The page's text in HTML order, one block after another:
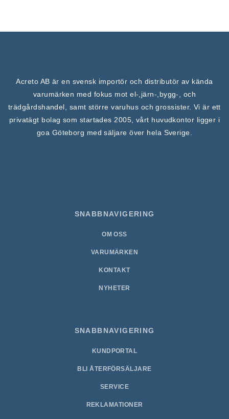
Acreto AB är en svensk importör och distributör av kända
varumärken med fokus mot el-,järn-,bygg-, och
trädgårdshandel, samt större varuhus och grossister. Vi är ett
privatägt bolag som startades 2005, vårt huvudkontor ligger i
goa Göteborg med säljare över hela Sverige.
SNABBNAVIGERING
OM OSS
VARUMÄRKEN
KONTAKT
NYHETER
SNABBNAVIGERING
KUNDPORTAL
BLI ÅTERFÖRSÄLJARE
SERVICE
REKLAMATIONER